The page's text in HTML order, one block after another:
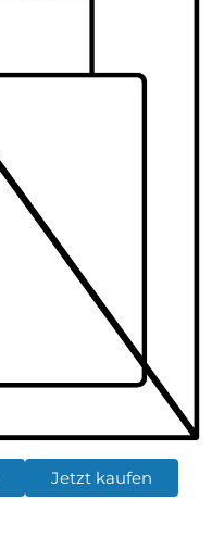
Jetzt kaufen